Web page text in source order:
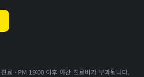
료 · PM 19:00 이후 야간 진료비가 부과됩니다.